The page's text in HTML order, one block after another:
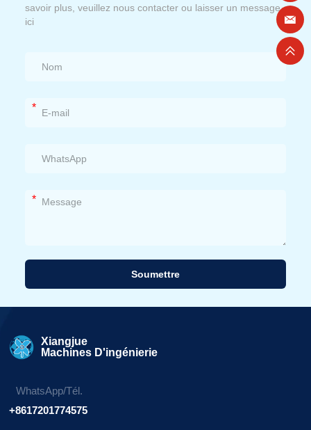
savoir plus, veuillez nous contacter ou laisser un message
ici
*
*
Soumettre
Xiangjue
Machines D'ingénierie
WhatsApp/Tél.
+8617201774575